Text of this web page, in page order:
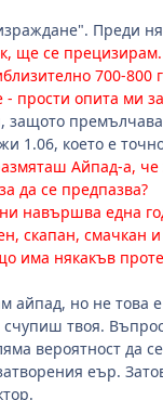
Преди
ще се
700-800
прости опита ми
защото
1.06, което е
Айпад-а,
да се предпазва?
навършва една
скапан, смачкан и
има някакъв
айпад, но не това
счупиш твоя.
вероятност да
еър.